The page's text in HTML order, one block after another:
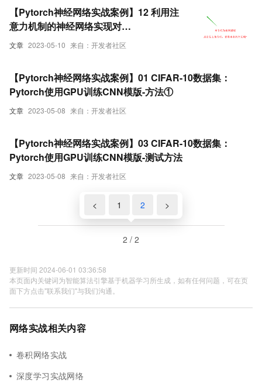
文章 2023-05-10 来自：开发者社区
【Pytorch神经网络实战案例】12 利用注
意力机制的神经网络实现对
FashionMNIST数据集图片的分类
文章 2023-05-08 来自：开发者社区
【Pytorch神经网络实战案例】01 CIFAR-10数据集：
Pytorch使用GPU训练CNN模版-方法①
文章 2023-05-08 来自：开发者社区
【Pytorch神经网络实战案例】03 CIFAR-10数据集：
Pytorch使用GPU训练CNN模版-测试方法
< 1 2 >
2 / 2
更新时间 2024-06-01 03:36:58
本页面内关键词为智能算法引擎基于机器学习所生成，如有任何问题，可在页
面下方点击"联系我们"与我们沟通。
网络实战相关内容
卷积网络实战
深度学习实战网络